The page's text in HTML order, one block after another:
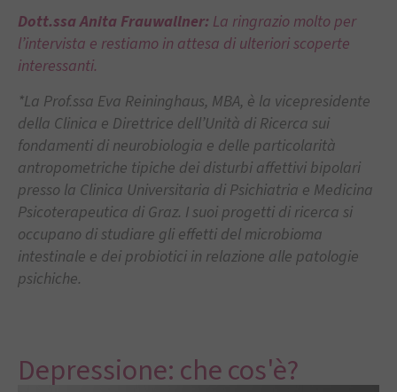
Dott.ssa Anita Frauwallner: La ringrazio molto per
l’intervista e restiamo in attesa di ulteriori scoperte
interessanti.
*La Prof.ssa Eva Reininghaus, MBA, è la vicepresidente
della Clinica e Direttrice dell’Unità di Ricerca sui
fondamenti di neurobiologia e delle particolarità
antropometriche tipiche dei disturbi affettivi bipolari
presso la Clinica Universitaria di Psichiatria e Medicina
Psicoterapeutica di Graz. I suoi progetti di ricerca si
occupano di studiare gli effetti del microbioma
intestinale e dei probiotici in relazione alle patologie
psichiche.
Depressione: che cos'è?